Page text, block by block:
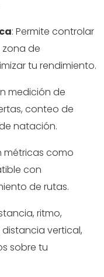
: Permite controlar
de
tu rendimiento.
medición de
conteo de
natación.
métricas como
con
de rutas.
ritmo,
vertical,
sobre tu